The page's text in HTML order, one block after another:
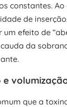
constantes.
de
um efeito de
da
e
que a